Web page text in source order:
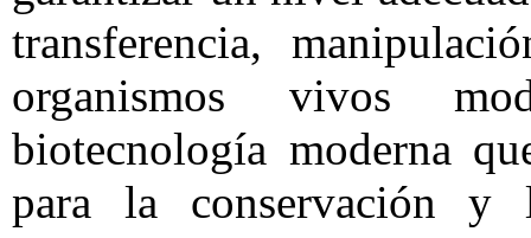
transferencia,
organismos vivos
biotecnología moderna
para la conservación y